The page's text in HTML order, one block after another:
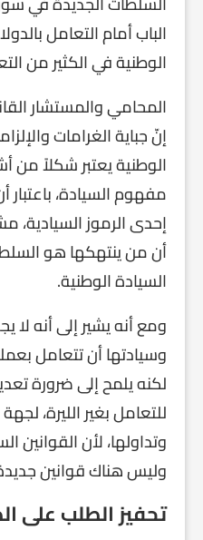
الباب أمام التعامل
الوطنية في الكثير من
المحامي والمستشار
إنّ جباية الغرامات
الوطنية يعتبر شكلاً من
مفهوم السيادة،
إحدى الرموز السيادية،
أن من ينتهكها هو
السيادة الوطنية.
ومع أنه يشير إلى أنه لا
وسيادتها أن تتعامل
لكنه يلمح إلى ضرورة
للتعامل بغير الليرة،
وتداولها، لأن القوانين
وليس هناك قوانين
تحفيز الطلب على